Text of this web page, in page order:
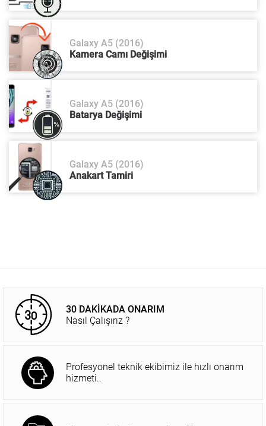
Galaxy A5 (2016)
Kamera Camı Değişimi
Galaxy A5 (2016)
Batarya Değişimi
Galaxy A5 (2016)
Anakart Tamiri
30 DAKİKADA ONARIM
Nasıl Çalışırız ?
Profesyonel teknik ekibimiz ile hızlı onarım
hizmeti..